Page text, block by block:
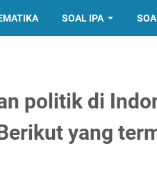
SOAL IPA
politik di
yang